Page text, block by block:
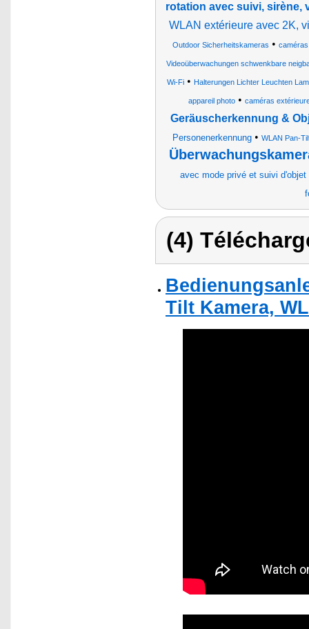
rotation avec suivi, sirène,
WLAN extérieure avec 2K,
Outdoor Sicherheitskameras •
Videoüberwachungen schwenkbare
Wi-Fi • Halterungen Lichter Leuchten
appareil photo• caméras
Geräuscherkennung &
Personenerkennung • WLAN Pan-
avec mode privé et suivi d'objet
(4)
Tilt Kamera,